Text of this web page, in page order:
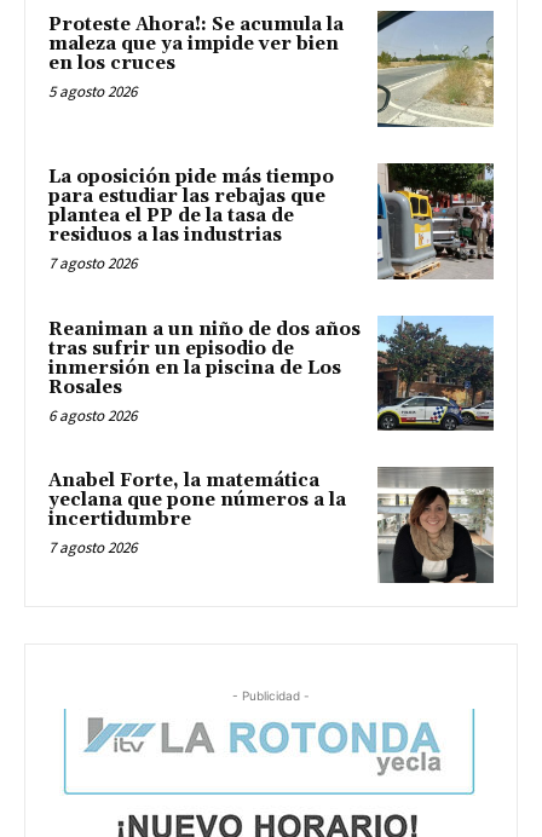
Proteste Ahora!: Se acumula la
maleza que ya impide ver bien
en los cruces
5 agosto 2026
La oposición pide más tiempo
para estudiar las rebajas que
plantea el PP de la tasa de
residuos a las industrias
7 agosto 2026
Reaniman a un niño de dos años
tras sufrir un episodio de
inmersión en la piscina de Los
Rosales
6 agosto 2026
Anabel Forte, la matemática
yeclana que pone números a la
incertidumbre
7 agosto 2026
- Publicidad -